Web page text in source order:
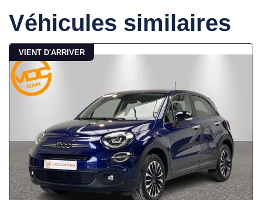
Véhicules similaires
VIENT D'ARRIVER